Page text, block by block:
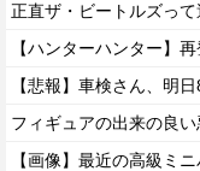
正直ザ・ビートルズっ
【ハンターハンター】
フィギュアの出来の良
【画像】最近の高級ミ